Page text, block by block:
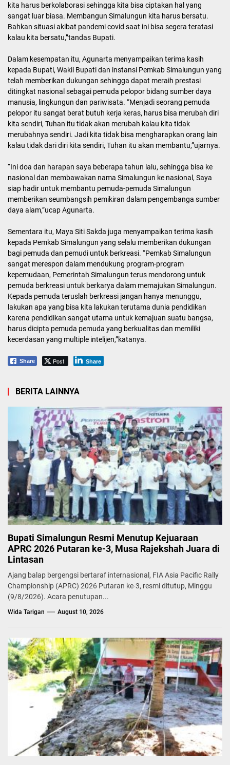
kita harus berkolaborasi sehingga kita bisa ciptakan hal yang
sangat luar biasa. Membangun Simalungun kita harus bersatu.
Bahkan situasi akibat pandemi covid saat ini bisa segera teratasi
kalau kita bersatu,”tandas Bupati.
Dalam kesempatan itu, Agunarta menyampaikan terima kasih
kepada Bupati, Wakil Bupati dan instansi Pemkab Simalungun yang
telah memberikan dukungan sehingga dapat meraih prestasi
ditingkat nasional sebagai pemuda pelopor bidang sumber daya
manusia, lingkungun dan pariwisata. “Menjadi seorang pemuda
pelopor itu sangat berat butuh kerja keras, harus bisa merubah diri
kita sendiri, Tuhan itu tidak akan merubah kalau kita tidak
merubahnya sendiri. Jadi kita tidak bisa mengharapkan orang lain
kalau tidak dari diri kita sendiri, Tuhan itu akan membantu,”ujarnya.
“Ini doa dan harapan saya beberapa tahun lalu, sehingga bisa ke
nasional dan membawakan nama Simalungun ke nasional, Saya
siap hadir untuk membantu pemuda-pemuda Simalungun
memberikan seumbangsih pemikiran dalam pengembanga sumber
daya alam,”ucap Agunarta.
Sementara itu, Maya Siti Sakda juga menyampaikan terima kasih
kepada Pemkab Simalungun yang selalu memberikan dukungan
bagi pemuda dan pemudi untuk berkreasi. “Pemkab Simalungun
sangat merespon dalam mendukung program-program
kepemudaan, Pemerintah Simalungun terus mendorong untuk
pemuda berkreasi untuk berkarya dalam memajukan Simalungun.
Kepada pemuda teruslah berkreasi jangan hanya menunggu,
lakukan apa yang bisa kita lakukan terutama dunia pendidikan
karena pendidikan sangat utama untuk kemajuan suatu bangsa,
harus dicipta pemuda pemuda yang berkualitas dan memiliki
kecerdasan yang multiple intelijen,”katanya.
Share Post Share
BERITA LAINNYA
Bupati Simalungun Resmi Menutup Kejuaraan
APRC 2026 Putaran ke-3, Musa Rajekshah Juara di
Lintasan
Ajang balap bergengsi bertaraf internasional, FIA Asia Pacific Rally
Championship (APRC) 2026 Putaran ke-3, resmi ditutup, Minggu
(9/8/2026). Acara penutupan...
Wida Tarigan August 10, 2026